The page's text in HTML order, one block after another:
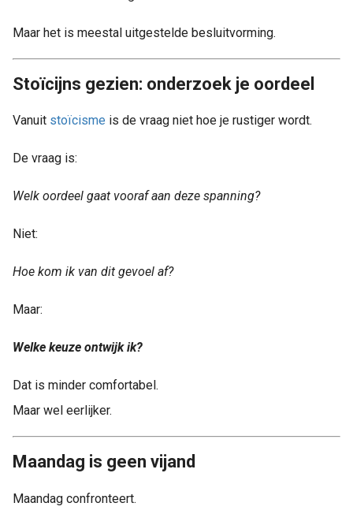
Maar het is meestal uitgestelde besluitvorming.
Stoïcijns gezien: onderzoek je oordeel
Vanuit stoïcisme is de vraag niet hoe je rustiger wordt.
De vraag is:
Welk oordeel gaat vooraf aan deze spanning?
Niet:
Hoe kom ik van dit gevoel af?
Maar:
Welke keuze ontwijk ik?
Dat is minder comfortabel.
Maar wel eerlijker.
Maandag is geen vijand
Maandag confronteert.